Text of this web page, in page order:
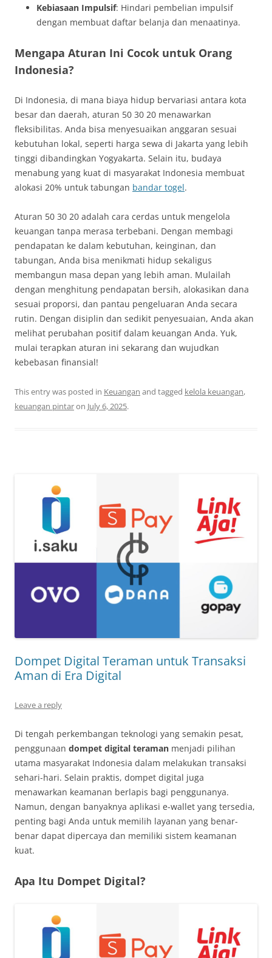
Kebiasaan Impulsif: Hindari pembelian impulsif
dengan membuat daftar belanja dan menaatinya.
Mengapa Aturan Ini Cocok untuk Orang
Indonesia?
Di Indonesia, di mana biaya hidup bervariasi antara kota
besar dan daerah, aturan 50 30 20 menawarkan
fleksibilitas. Anda bisa menyesuaikan anggaran sesuai
kebutuhan lokal, seperti harga sewa di Jakarta yang lebih
tinggi dibandingkan Yogyakarta. Selain itu, budaya
menabung yang kuat di masyarakat Indonesia membuat
alokasi 20% untuk tabungan bandar togel.
Aturan 50 30 20 adalah cara cerdas untuk mengelola
keuangan tanpa merasa terbebani. Dengan membagi
pendapatan ke dalam kebutuhan, keinginan, dan
tabungan, Anda bisa menikmati hidup sekaligus
membangun masa depan yang lebih aman. Mulailah
dengan menghitung pendapatan bersih, alokasikan dana
sesuai proporsi, dan pantau pengeluaran Anda secara
rutin. Dengan disiplin dan sedikit penyesuaian, Anda akan
melihat perubahan positif dalam keuangan Anda. Yuk,
mulai terapkan aturan ini sekarang dan wujudkan
kebebasan finansial!
This entry was posted in Keuangan and tagged kelola keuangan,
keuangan pintaron July 6, 2025.
Dompet Digital Teraman untuk Transaksi
Aman di Era Digital
Leave a reply
Di tengah perkembangan teknologi yang semakin pesat,
penggunaan dompet digital teraman menjadi pilihan
utama masyarakat Indonesia dalam melakukan transaksi
sehari-hari. Selain praktis, dompet digital juga
menawarkan keamanan berlapis bagi penggunanya.
Namun, dengan banyaknya aplikasi e-wallet yang tersedia,
penting bagi Anda untuk memilih layanan yang benar-
benar dapat dipercaya dan memiliki sistem keamanan
kuat.
Apa Itu Dompet Digital?